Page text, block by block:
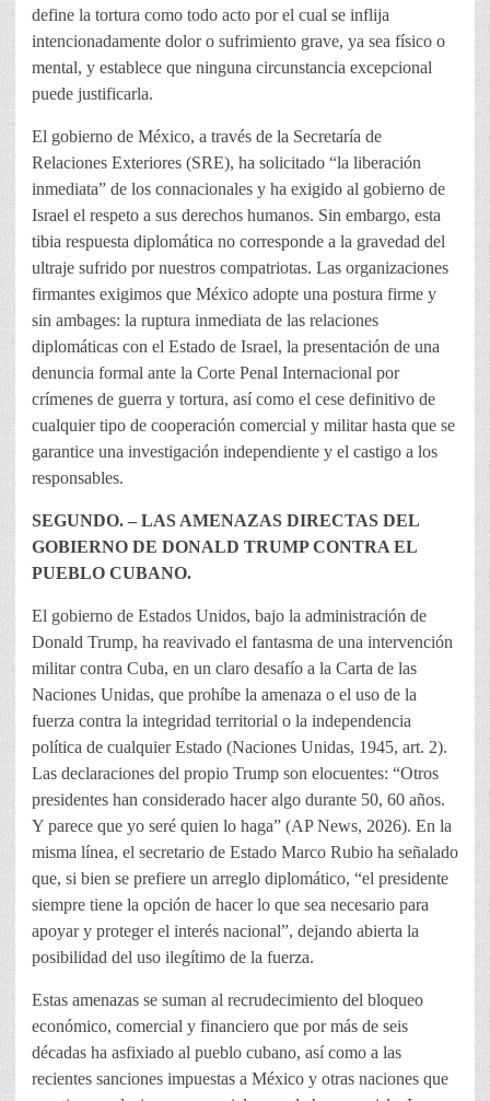
define la tortura como todo acto por el cual se inflija
intencionadamente dolor o sufrimiento grave, ya sea físico o
mental, y establece que ninguna circunstancia excepcional
puede justificarla.
El gobierno de México, a través de la Secretaría de
Relaciones Exteriores (SRE), ha solicitado “la liberación
inmediata” de los connacionales y ha exigido al gobierno de
Israel el respeto a sus derechos humanos. Sin embargo, esta
tibia respuesta diplomática no corresponde a la gravedad del
ultraje sufrido por nuestros compatriotas. Las organizaciones
firmantes exigimos que México adopte una postura firme y
sin ambages: la ruptura inmediata de las relaciones
diplomáticas con el Estado de Israel, la presentación de una
denuncia formal ante la Corte Penal Internacional por
crímenes de guerra y tortura, así como el cese definitivo de
cualquier tipo de cooperación comercial y militar hasta que se
garantice una investigación independiente y el castigo a los
responsables.
SEGUNDO. – LAS AMENAZAS DIRECTAS DEL
GOBIERNO DE DONALD TRUMP CONTRA EL
PUEBLO CUBANO.
El gobierno de Estados Unidos, bajo la administración de
Donald Trump, ha reavivado el fantasma de una intervención
militar contra Cuba, en un claro desafío a la Carta de las
Naciones Unidas, que prohíbe la amenaza o el uso de la
fuerza contra la integridad territorial o la independencia
política de cualquier Estado (Naciones Unidas, 1945, art. 2).
Las declaraciones del propio Trump son elocuentes: “Otros
presidentes han considerado hacer algo durante 50, 60 años.
Y parece que yo seré quien lo haga” (AP News, 2026). En la
misma línea, el secretario de Estado Marco Rubio ha señalado
que, si bien se prefiere un arreglo diplomático, “el presidente
siempre tiene la opción de hacer lo que sea necesario para
apoyar y proteger el interés nacional”, dejando abierta la
posibilidad del uso ilegítimo de la fuerza.
Estas amenazas se suman al recrudecimiento del bloqueo
económico, comercial y financiero que por más de seis
décadas ha asfixiado al pueblo cubano, así como a las
recientes sanciones impuestas a México y otras naciones que